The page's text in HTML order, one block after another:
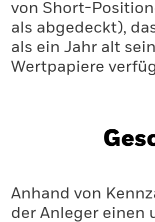
von Short-
als abgedeckt),
als ein Jahr alt
Wertpapiere
Anhand von
der Anleger einen